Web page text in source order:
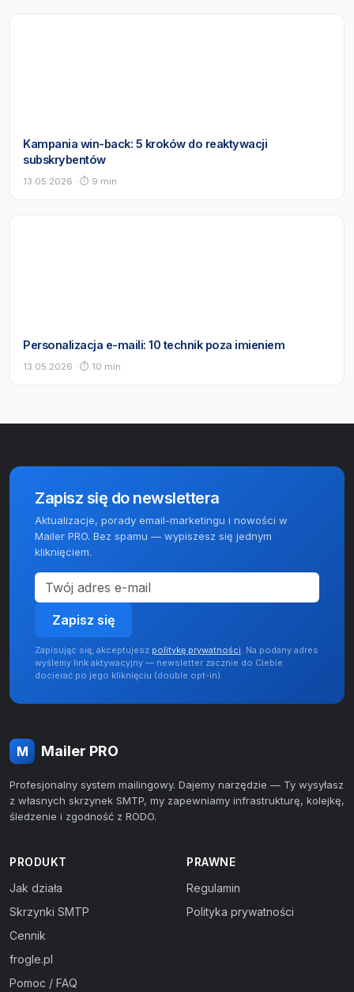
Kampania win-back: 5 kroków do reaktywacji
subskrybentów
13.05.2026 · ⏱ 9 min
Personalizacja e-maili: 10 technik poza imieniem
13.05.2026 · ⏱ 10 min
Zapisz się do newslettera
Aktualizacje, porady email-marketingu i nowości w
Mailer PRO. Bez spamu — wypiszesz się jednym
kliknięciem.
Zapisz się
Zapisując się, akceptujesz politykę prywatności. Na podany adres
wyślemy link aktywacyjny — newsletter zacznie do Ciebie
docierać po jego kliknięciu (double opt-in).
M Mailer PRO
Profesjonalny system mailingowy. Dajemy narzędzie — Ty wysyłasz
z własnych skrzynek SMTP, my zapewniamy infrastrukturę, kolejkę,
śledzenie i zgodność z RODO.
PRODUKT
Jak działa
Skrzynki SMTP
Cennik
frogle.pl
Pomoc / FAQ
PRAWNE
Regulamin
Polityka prywatności